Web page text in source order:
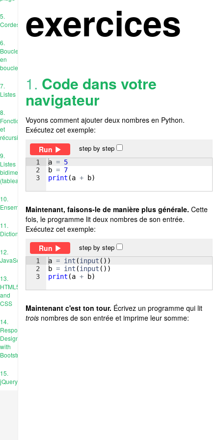
5.
Cordes
6.
Boucle
en
boucle
7.
Listes
8.
Fonctions
et
récursivité
9.
Listes
bidimensionnelles
(tableaux)
10.
Ensembles
11.
Dictionnaires
12.
JavaScript
13.
HTML5
and
CSS
14.
Responsive
Design
with
Bootstrap
15.
jQuery
exercices
1. Code dans votre
navigateur
Voyons comment ajouter deux nombres en Python.
Exécutez cet exemple:
Run
step by step
1
2
3
a = 5
b = 7
print (a + b)
Maintenant, faisons-le de manière plus générale. Cette
fois, le programme lit deux nombres de son entrée.
Exécutez cet exemple:
Run
step by step
1
2
3
a = int (input ( ))
b = int (input ( ))
print (a + b)
Maintenant c'est ton tour. Écrivez un programme qui lit
trois nombres de son entrée et imprime leur somme: